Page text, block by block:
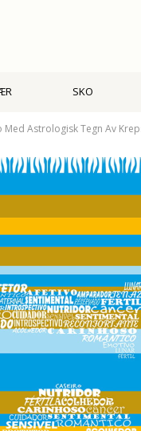
SKO
Med Astrologisk Tegn Av